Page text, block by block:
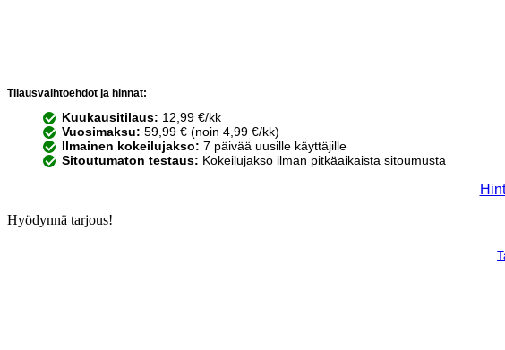
Tilausvaihtoehdot ja hinnat:
Kuukausitilaus: 12,99 €/kk
Vuosimaksu: 59,99 € (noin 4,99 €/kk)
Ilmainen kokeilujakso: 7 päivää uusille käyttäjille
Sitoutumaton testaus: Kokeilujakso ilman pitkäaikaista sitoumusta
Hyödynnä tarjous!